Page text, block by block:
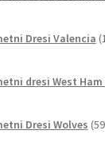
Dresi Valencia
dresi West
Dresi Wolves 59